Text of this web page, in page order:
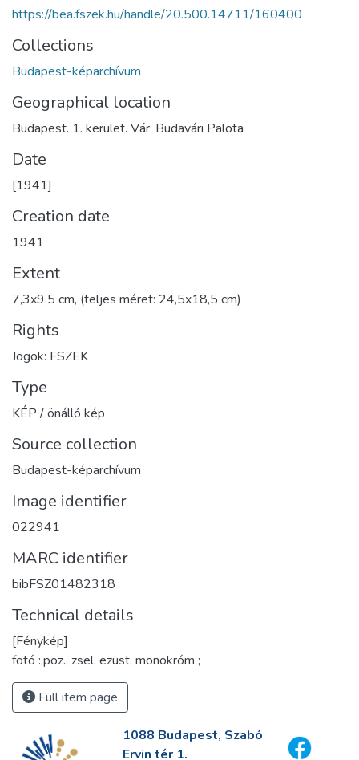
https://bea.fszek.hu/handle/20.500.14711/160400
Collections
Budapest-képarchívum
Geographical location
Budapest. 1. kerület. Vár. Budavári Palota
Date
[1941]
Creation date
1941
Extent
7,3x9,5 cm, (teljes méret: 24,5x18,5 cm)
Rights
Jogok: FSZEK
Type
KÉP / önálló kép
Source collection
Budapest-képarchívum
Image identifier
022941
MARC identifier
bibFSZ01482318
Technical details
[Fénykép]
fotó :,poz., zsel. ezüst, monokróm ;
Full item page
1088 Budapest, Szabó
Ervin tér 1.